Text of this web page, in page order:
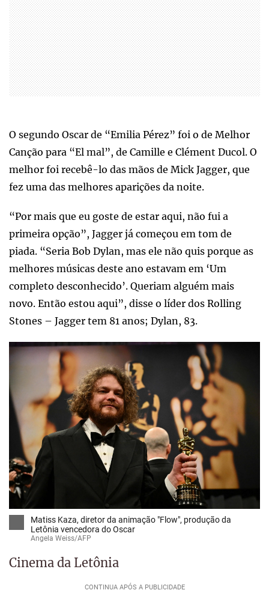
O segundo Oscar de “Emilia Pérez” foi o de Melhor
Canção para “El mal”, de Camille e Clément Ducol. O
melhor foi recebê-lo das mãos de Mick Jagger, que
fez uma das melhores aparições da noite.
“Por mais que eu goste de estar aqui, não fui a
primeira opção”, Jagger já começou em tom de
piada. “Seria Bob Dylan, mas ele não quis porque as
melhores músicas deste ano estavam em ‘Um
completo desconhecido’. Queriam alguém mais
novo. Então estou aqui”, disse o líder dos Rolling
Stones – Jagger tem 81 anos; Dylan, 83.
Matiss Kaza, diretor da animação "Flow", produção da
Letônia vencedora do Oscar
Angela Weiss/AFP
Cinema da Letônia